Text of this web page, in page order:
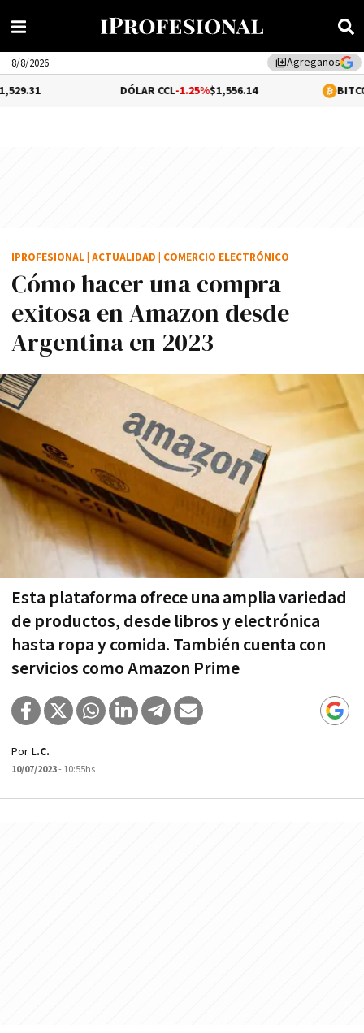
library_addAgreganos
8/8/2026
-1.25%$1,556.14 -0.03%
Cómo hacer una compra
exitosa en Amazon desde
Argentina en 2023
Esta plataforma ofrece una amplia variedad
de productos, desde libros y electrónica
hasta ropa y comida. También cuenta con
servicios como Amazon Prime
IPROFESIONAL ACTUALIDAD COMERCIO ELECTRÓNICO
Por L.C.
10/07/2023- 10:55hs